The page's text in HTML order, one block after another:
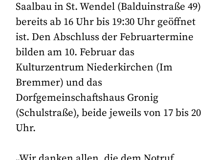
Saalbau in St. Wendel (Balduinstraße 49)
bereits ab 16 Uhr bis 19:30 Uhr geöffnet
ist. Den Abschluss der Februartermine
bilden am 10. Februar das
Kulturzentrum Niederkirchen (Im
Bremmer) und das
Dorfgemeinschaftshaus Gronig
(Schulstraße), beide jeweils von 17 bis 20
Uhr.